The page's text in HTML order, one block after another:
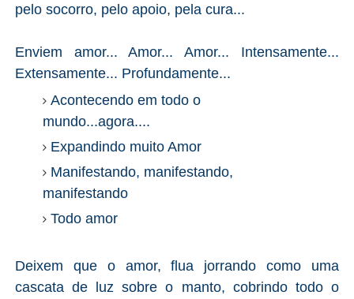
pelo socorro, pelo apoio, pela cura...
Enviem amor... Amor... Amor... Intensamente...
Extensamente... Profundamente...
Acontecendo em todo o
mundo...agora....
Expandindo muito Amor
Manifestando, manifestando,
manifestando
Todo amor
Deixem que o amor, flua jorrando como uma
cascata de luz sobre o manto, cobrindo todo o